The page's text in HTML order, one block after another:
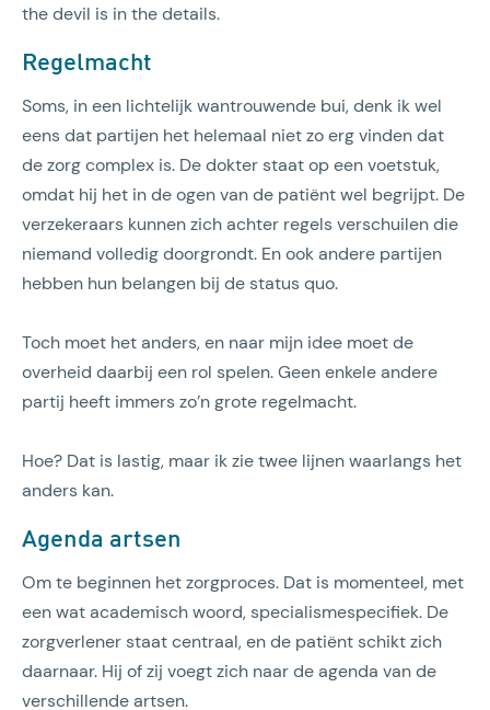
the devil is in the details.
Regelmacht
Soms, in een lichtelijk wantrouwende bui, denk ik wel
eens dat partijen het helemaal niet zo erg vinden dat
de zorg complex is. De dokter staat op een voetstuk,
omdat hij het in de ogen van de patiënt wel begrijpt. De
verzekeraars kunnen zich achter regels verschuilen die
niemand volledig doorgrondt. En ook andere partijen
hebben hun belangen bij de status quo.
Toch moet het anders, en naar mijn idee moet de
overheid daarbij een rol spelen. Geen enkele andere
partij heeft immers zo’n grote regelmacht.
Hoe? Dat is lastig, maar ik zie twee lijnen waarlangs het
anders kan.
Agenda artsen
Om te beginnen het zorgproces. Dat is momenteel, met
een wat academisch woord, specialismespecifiek. De
zorgverlener staat centraal, en de patiënt schikt zich
daarnaar. Hij of zij voegt zich naar de agenda van de
verschillende artsen.